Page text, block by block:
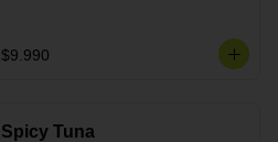
$9.990
Spicy Tuna